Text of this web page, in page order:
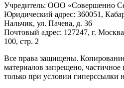
Учредитель: ООО «Совершенно
Юридический адрес: 360051,
Нальчик, ул. Пачева, д. 36
Почтовый адрес: 127247, г.
100, стр. 2
Все права защищены.
материалов запрещено,
только при условии гиперссылки